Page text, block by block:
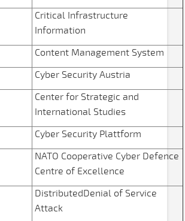
Critical Infrastructure
Information
Content Management System
Cyber Security Austria
Center for Strategic and
International Studies
Cyber Security Plattform
NATO Cooperative Cyber Defence
Centre of Excellence
DistributedDenial of Service
Attack